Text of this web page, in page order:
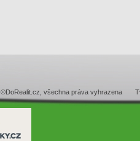
©DoRealit.cz, všechna práva vyhrazena